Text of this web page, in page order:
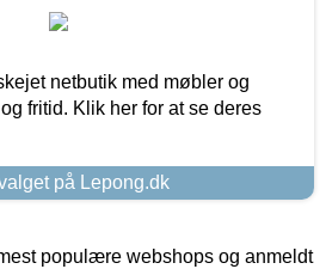
netbutik med møbler og
fritid. Klik her for at se deres
på Lepong.dk
populære webshops og anmeldt